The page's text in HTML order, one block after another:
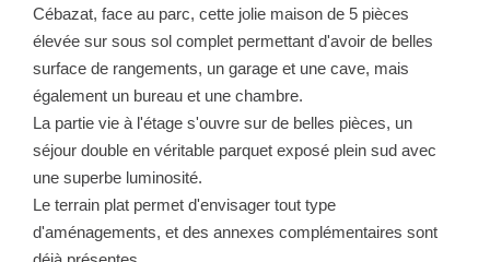
SYNDIC
NOTRE GROUPE
Notre Équipe
Nos Partenaires
Cébazat, face au parc, cette jolie maison de 5 pièces
élevée sur sous sol complet permettant d'avoir de belles
surface de rangements, un garage et une cave, mais
également un bureau et une chambre.
La partie vie à l'étage s'ouvre sur de belles pièces, un
séjour double en véritable parquet exposé plein sud avec
une superbe luminosité.
Le terrain plat permet d'envisager tout type
d'aménagements, et des annexes complémentaires sont